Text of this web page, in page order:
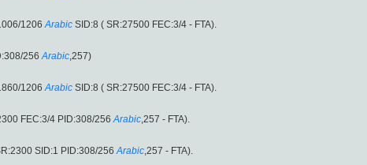
1206 Arabic SID:8 ( SR:27500 FEC:3/4 - FTA).
256 Arabic,257)
1206 Arabic SID:8 ( SR:27500 FEC:3/4 - FTA).
FEC:3/4 PID:308/256 Arabic,257 - FTA).
SID:1 PID:308/256 Arabic,257 - FTA).